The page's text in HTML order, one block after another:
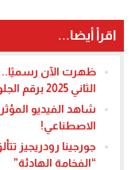
اقرأ أيضا...
ظهرت الآن رسميًا..
الثاني 2025 برقم الجلوس
شاهد الفيديو
الاصطناعي!
جورجينا رودريجيز
“الفخامة الهادئة”